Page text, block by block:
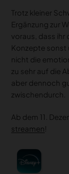
Trotz kleiner
Ergänzung zur
voraus, dass ihr
Konzepte sonst
nicht die
zu sehr auf die
aber dennoch
zwischendurch.
Ab dem 11.
streamen